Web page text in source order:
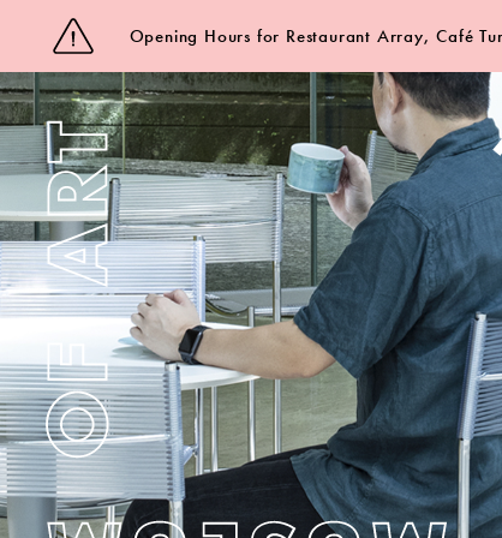
Opening Hours for Restaurant Array, Café